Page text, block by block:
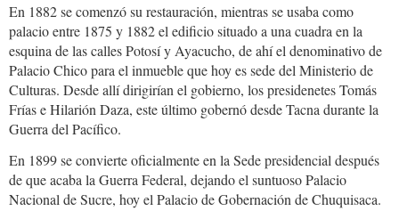
En 1882 se comenzó su restauración, mientras se usaba como
palacio entre 1875 y 1882 el edificio situado a una cuadra en la
esquina de las calles Potosí y Ayacucho, de ahí el denominativo de
Palacio Chico para el inmueble que hoy es sede del Ministerio de
Culturas. Desde allí dirigirían el gobierno, los presidenetes Tomás
Frías e Hilarión Daza, este último gobernó desde Tacna durante la
Guerra del Pacífico.
En 1899 se convierte oficialmente en la Sede presidencial después
de que acaba la Guerra Federal, dejando el suntuoso Palacio
Nacional de Sucre, hoy el Palacio de Gobernación de Chuquisaca.